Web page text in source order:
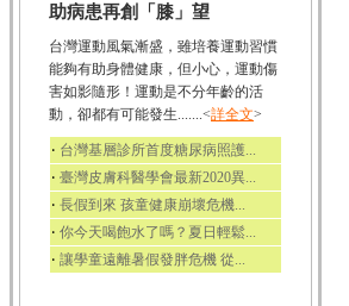
助病患再創「膝」望
台灣運動風氣漸盛，雖培養運動習慣
能夠有助身體健康，但小心，運動傷
害如影隨形！運動是不分年齡的活
動，卻都有可能發生.......<詳全文>
‧ 台灣基層診所首度糖尿病照護...
‧ 臺灣皮膚科醫學會最新2020異...
‧ 長假到來 孩童健康崩壞危機...
‧ 你今天喝飽水了嗎？夏日輕鬆...
‧ 讓學童遠離暑假發胖危機 從...